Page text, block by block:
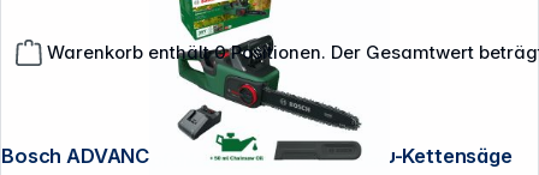
Warenkorb enthält 0 Positionen. Der Gesamtwert
Bosch ADVANCEDCHAIN 36V-35-40 Akku-Kettensäge
**EVP = Empfohlener Verkaufspreis des Herstellers /